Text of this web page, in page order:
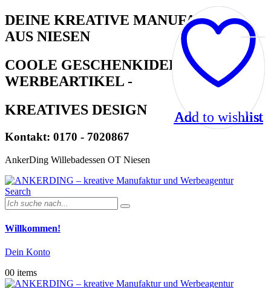
DEINE KREATIVE MANUFAKTUR
AUS NIESEN
COOLE GESCHENKIDEEN -
WERBEARTIKEL -
KREATIVES DESIGN
Kontakt: 0170 - 7020867
AnkerDing Willebadessen OT Niesen
Search
Willkommen!
Dein Konto
00 items
Add to wishlist
Add to wishlist
Add to wishlist
Add to wishlist
Add to wishlist
Add to wishlist
Add to wishlist
Add to wishlist
Add to wishlist
Add to wishlist